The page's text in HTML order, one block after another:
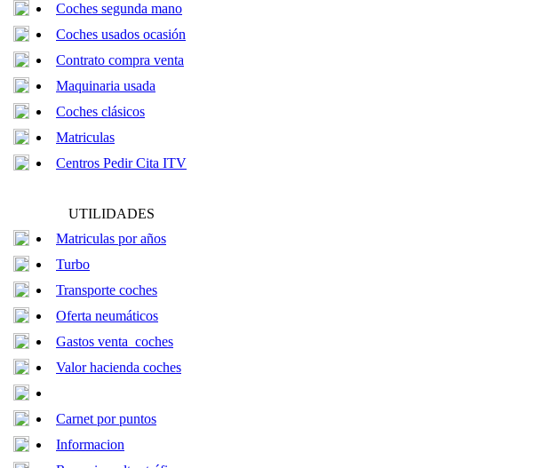
Coches segunda mano
Coches usados ocasión
Contrato compra venta
Maquinaria usada
Coches clásicos
Matriculas
Centros Pedir Cita ITV
UTILIDADES
Matriculas por años
Turbo
Transporte coches
Oferta neumáticos
Gastos venta coches
Valor hacienda coches
Carnet por puntos
Informacion